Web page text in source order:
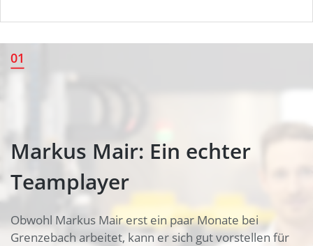
Markus Mair: Ein echter
Teamplayer
Markus Mair: Ein echter
Teamplayer
Obwohl Markus Mair erst ein paar Monate bei
Grenzebach arbeitet, kann er sich gut vorstellen für
01